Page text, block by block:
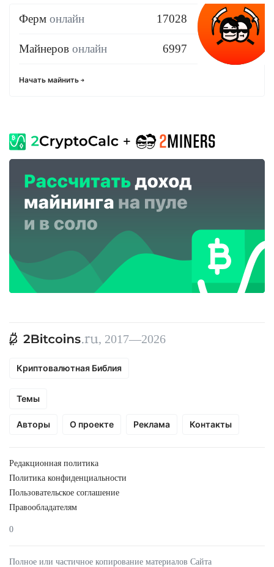
Ферм онлайн 17028
Майнеров онлайн 6997
Начать майнить
, 2017—2026
Криптовалютная Библия
Темы
Авторы О проекте Реклама Контакты
Редакционная политика
Политика конфиденциальности
Пользовательское соглашение
Правообладателям
0
Полное или частичное копирование материалов Сайта